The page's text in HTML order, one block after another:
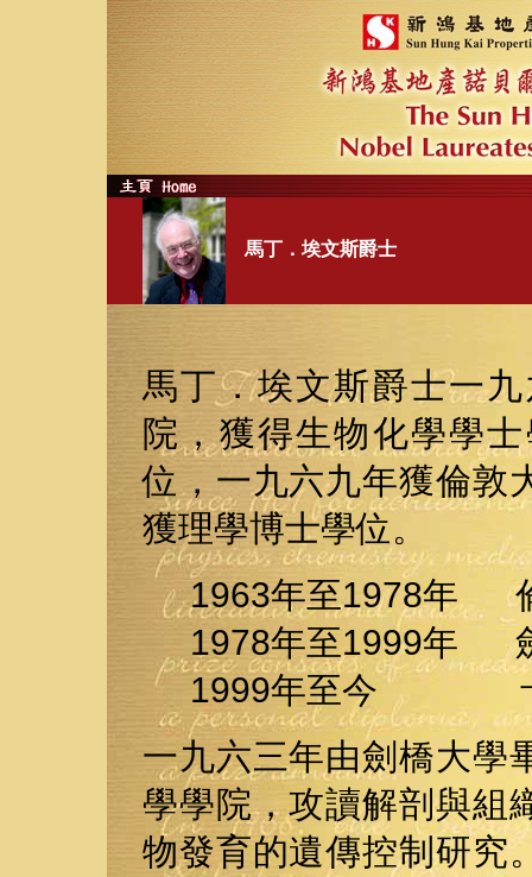
馬丁．埃文斯爵士
馬丁．埃文斯爵士一
院，獲得生物化學學
位，一九六九年獲倫敦
獲理學博士學位。
1963年至1978年
1978年至1999年
1999年至今 卡迪
一九六三年由劍橋大學
學學院，攻讀解剖與組
物發育的遺傳控制研究